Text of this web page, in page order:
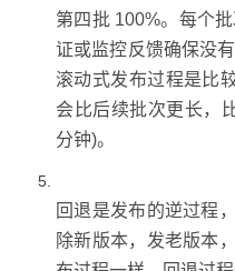
第四批 100%。每个
证或监控反馈确保没
滚动式发布过程是比
会比后续批次更长，
回退是发布的逆过程
除新版本，发老版本